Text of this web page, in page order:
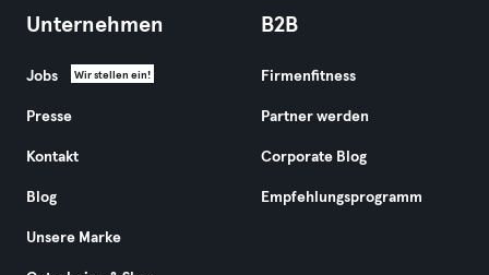
Unternehmen
Jobs Wir stellen ein!
Presse
Kontakt
Blog
Unsere Marke
B2B
Firmenfitness
Partner werden
Corporate Blog
Empfehlungsprogramm